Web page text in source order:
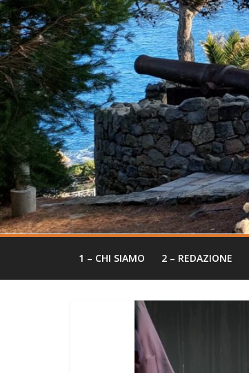
1 – CHI SIAMO 2 – REDAZIONE